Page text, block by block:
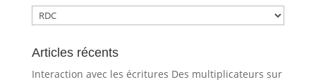
Toute
la
mission
au
Articles récents
Interaction avec les écritures Des multiplicateurs sur